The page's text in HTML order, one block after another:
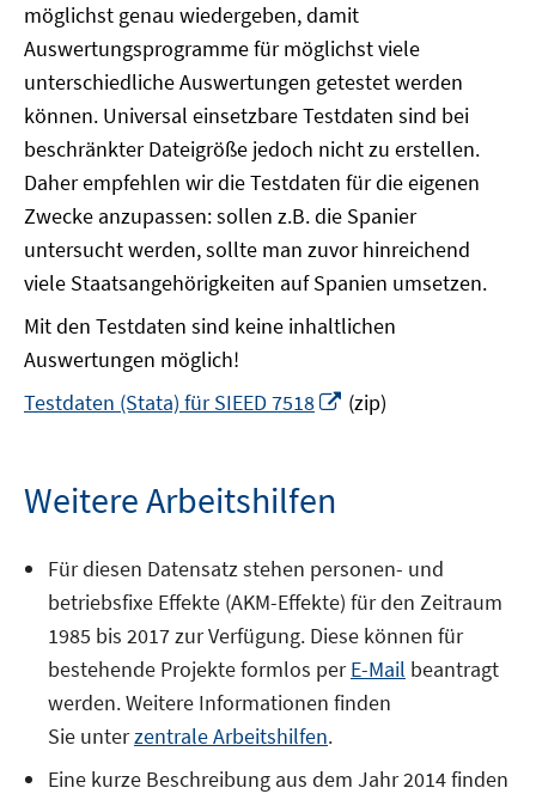
möglichst genau wiedergeben, damit
Auswertungsprogramme für möglichst viele
unterschiedliche Auswertungen getestet werden
können. Universal einsetzbare Testdaten sind bei
beschränkter Dateigröße jedoch nicht zu erstellen.
Daher empfehlen wir die Testdaten für die eigenen
Zwecke anzupassen: sollen z.B. die Spanier
untersucht werden, sollte man zuvor hinreichend
viele Staatsangehörigkeiten auf Spanien umsetzen.
Mit den Testdaten sind keine inhaltlichen
Auswertungen möglich!
Testdaten (Stata) für SIEED 7518
In
(zip)
Weitere Arbeitshilfen
Für diesen Datensatz stehen personen- und
betriebsfixe Effekte (AKM-Effekte) für den Zeitraum
1985 bis 2017 zur Verfügung. Diese können für
bestehende Projekte formlos perE-Mail beantragt
werden. Weitere Informationen finden
Sie unterzentrale Arbeitshilfen.
Eine kurze Beschreibung aus dem Jahr 2014 finden